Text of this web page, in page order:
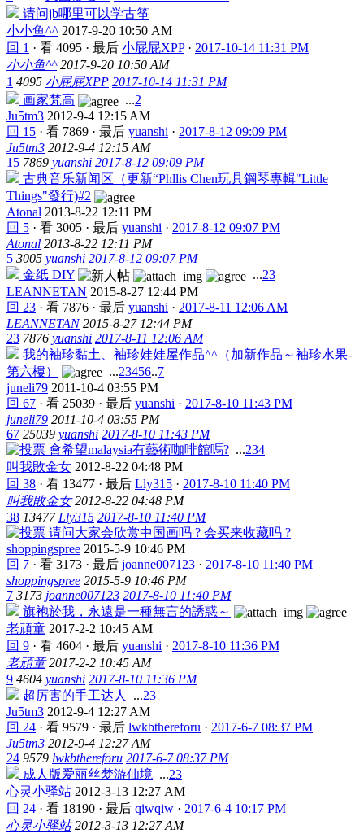
请问jb哪里可以学古筝
小小鱼^^ 2017-9-20 10:50 AM
回 1 · 看 4095 · 最后 小屁屁XPP· 2017-10-14 11:31 PM
小小鱼^^ 2017-9-20 10:50 AM
1 4095 小屁屁XPP 2017-10-14 11:31 PM
画家梵高
...2
Ju5tm3 2012-9-4 12:15 AM
回 15 · 看 7869 · 最后 yuanshi · 2017-8-12 09:09 PM
Ju5tm3 2012-9-4 12:15 AM
15 7869 yuanshi 2017-8-12 09:09 PM
古典音乐新闻区（更新“Phllis Chen玩具鋼琴專輯"Little
Things"發行)#2
Atonal 2013-8-22 12:11 PM
回 5 · 看 3005 · 最后 yuanshi · 2017-8-12 09:07 PM
Atonal 2013-8-22 12:11 PM
5 3005 yuanshi 2017-8-12 09:07 PM
金纸 DIY
...23
LEANNETAN 2015-8-27 12:44 PM
回 23 · 看 7876 · 最后 yuanshi · 2017-8-11 12:06 AM
LEANNETAN 2015-8-27 12:44 PM
23 7876 yuanshi 2017-8-11 12:06 AM
我的袖珍黏土、袖珍娃娃屋作品^^（加新作品～袖珍水果-
第六樓）
...23456..7
juneli79 2011-10-4 03:55 PM
回 67 · 看 25039 · 最后 yuanshi · 2017-8-10 11:43 PM
juneli79 2011-10-4 03:55 PM
67 25039 yuanshi 2017-8-10 11:43 PM
會希望malaysia有藝術咖啡館嗎? ...234
叫我敗金女 2012-8-22 04:48 PM
回 38 · 看 13477 · 最后 Lly315 · 2017-8-10 11:40 PM
叫我敗金女 2012-8-22 04:48 PM
38 13477 Lly315 2017-8-10 11:40 PM
请问大家会欣赏中国画吗 ? 会买来收藏吗 ?
shoppingspree 2015-5-9 10:46 PM
回 7 · 看 3173 · 最后 joanne007123 · 2017-8-10 11:40 PM
shoppingspree 2015-5-9 10:46 PM
7 3173 joanne007123 2017-8-10 11:40 PM
旗袍於我，永遠是一種無言的誘惑～
老頑童 2017-2-2 10:45 AM
回 9 · 看 4604 · 最后 yuanshi · 2017-8-10 11:36 PM
老頑童 2017-2-2 10:45 AM
9 4604 yuanshi 2017-8-10 11:36 PM
超厉害的手工达人
...23
Ju5tm3 2012-9-4 12:27 AM
回 24 · 看 9579 · 最后 lwkbthereforu · 2017-6-7 08:37 PM
Ju5tm3 2012-9-4 12:27 AM
24 9579 lwkbthereforu 2017-6-7 08:37 PM
成人版爱丽丝梦游仙境 ...23
心灵小驿站 2012-3-13 12:27 AM
回 24 · 看 18190 · 最后 qiwqiw · 2017-6-4 10:17 PM
心灵小驿站 2012-3-13 12:27 AM